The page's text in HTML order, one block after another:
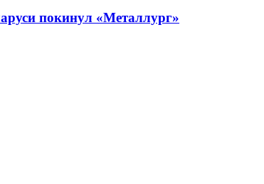
покинул «Металлург»